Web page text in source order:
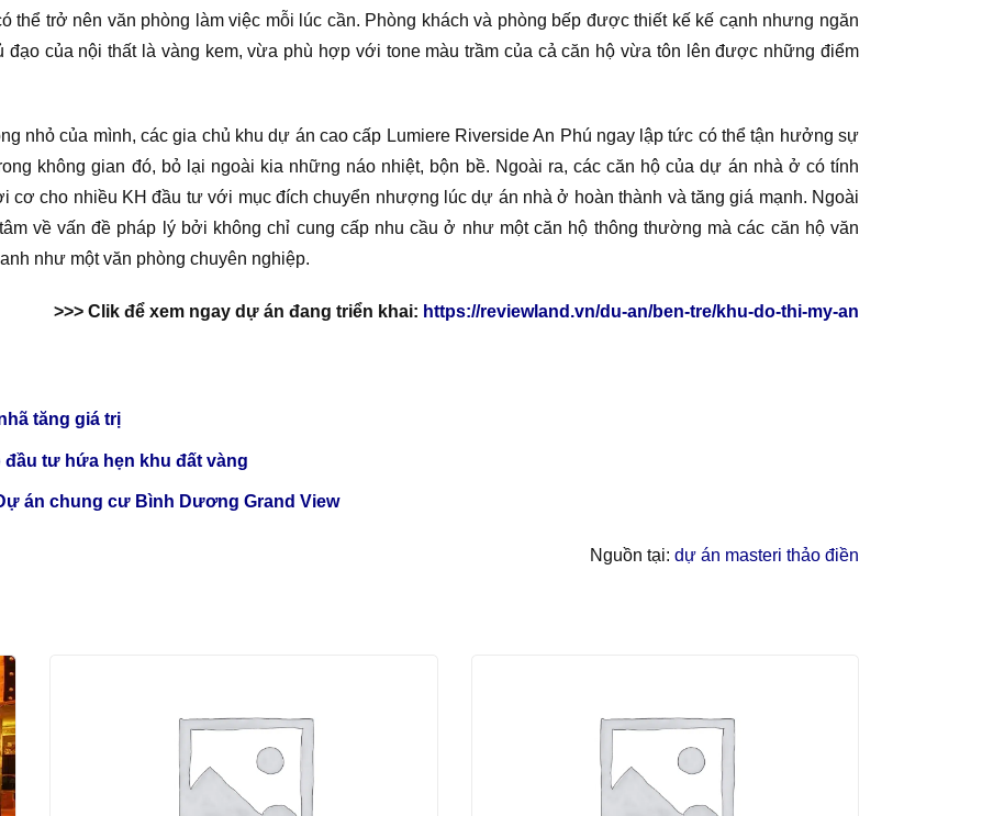
thể trở nên văn phòng làm việc mỗi lúc cần. Phòng khách và phòng bếp được thiết kế kế cạnh nhưng ngăn
đạo của nội thất là vàng kem, vừa phù hợp với tone màu trầm của cả căn hộ vừa tôn lên được những điểm
nhỏ của mình, các gia chủ khu dự án cao cấp Lumiere Riverside An Phú ngay lập tức có thể tận hưởng sự
không gian đó, bỏ lại ngoài kia những náo nhiệt, bộn bề. Ngoài ra, các căn hộ của dự án nhà ở có tính
cơ cho nhiều KH đầu tư với mục đích chuyển nhượng lúc dự án nhà ở hoàn thành và tăng giá mạnh. Ngoài
về vấn đề pháp lý bởi không chỉ cung cấp nhu cầu ở như một căn hộ thông thường mà các căn hộ văn
như một văn phòng chuyên nghiệp.
>>> Clik để xem ngay dự án đang triển khai: https://reviewland.vn/du-an/ben-tre/khu-do-thi-my-an
tăng giá trị
đầu tư hứa hẹn khu đất vàng
án chung cư Bình Dương Grand View
Nguồn tại: dự án masteri thảo điền